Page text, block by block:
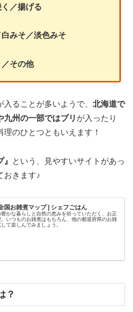
／揚げる
白みそ／淡色みそ
／その他
ることが多いようで、 北海道で
九州の一部ではブリ が入ったり
のひとつともいえます！
という、見やすいサイトがあっ
おきます♪
国お雑煮マップ | シェフごはん
豊かな暮らしと自然の恵みを祈っていただく、お正
。いつものお雑煮はもちろん、他の都道府県のお雑
て楽しんでみましょう。
？